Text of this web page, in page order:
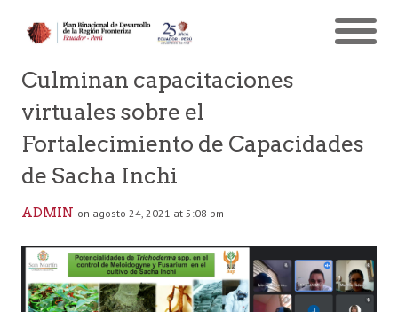
Culminan capacitaciones
virtuales sobre el
Fortalecimiento de Capacidades
de Sacha Inchi
ADMIN on agosto 24, 2021 at 5:08 pm